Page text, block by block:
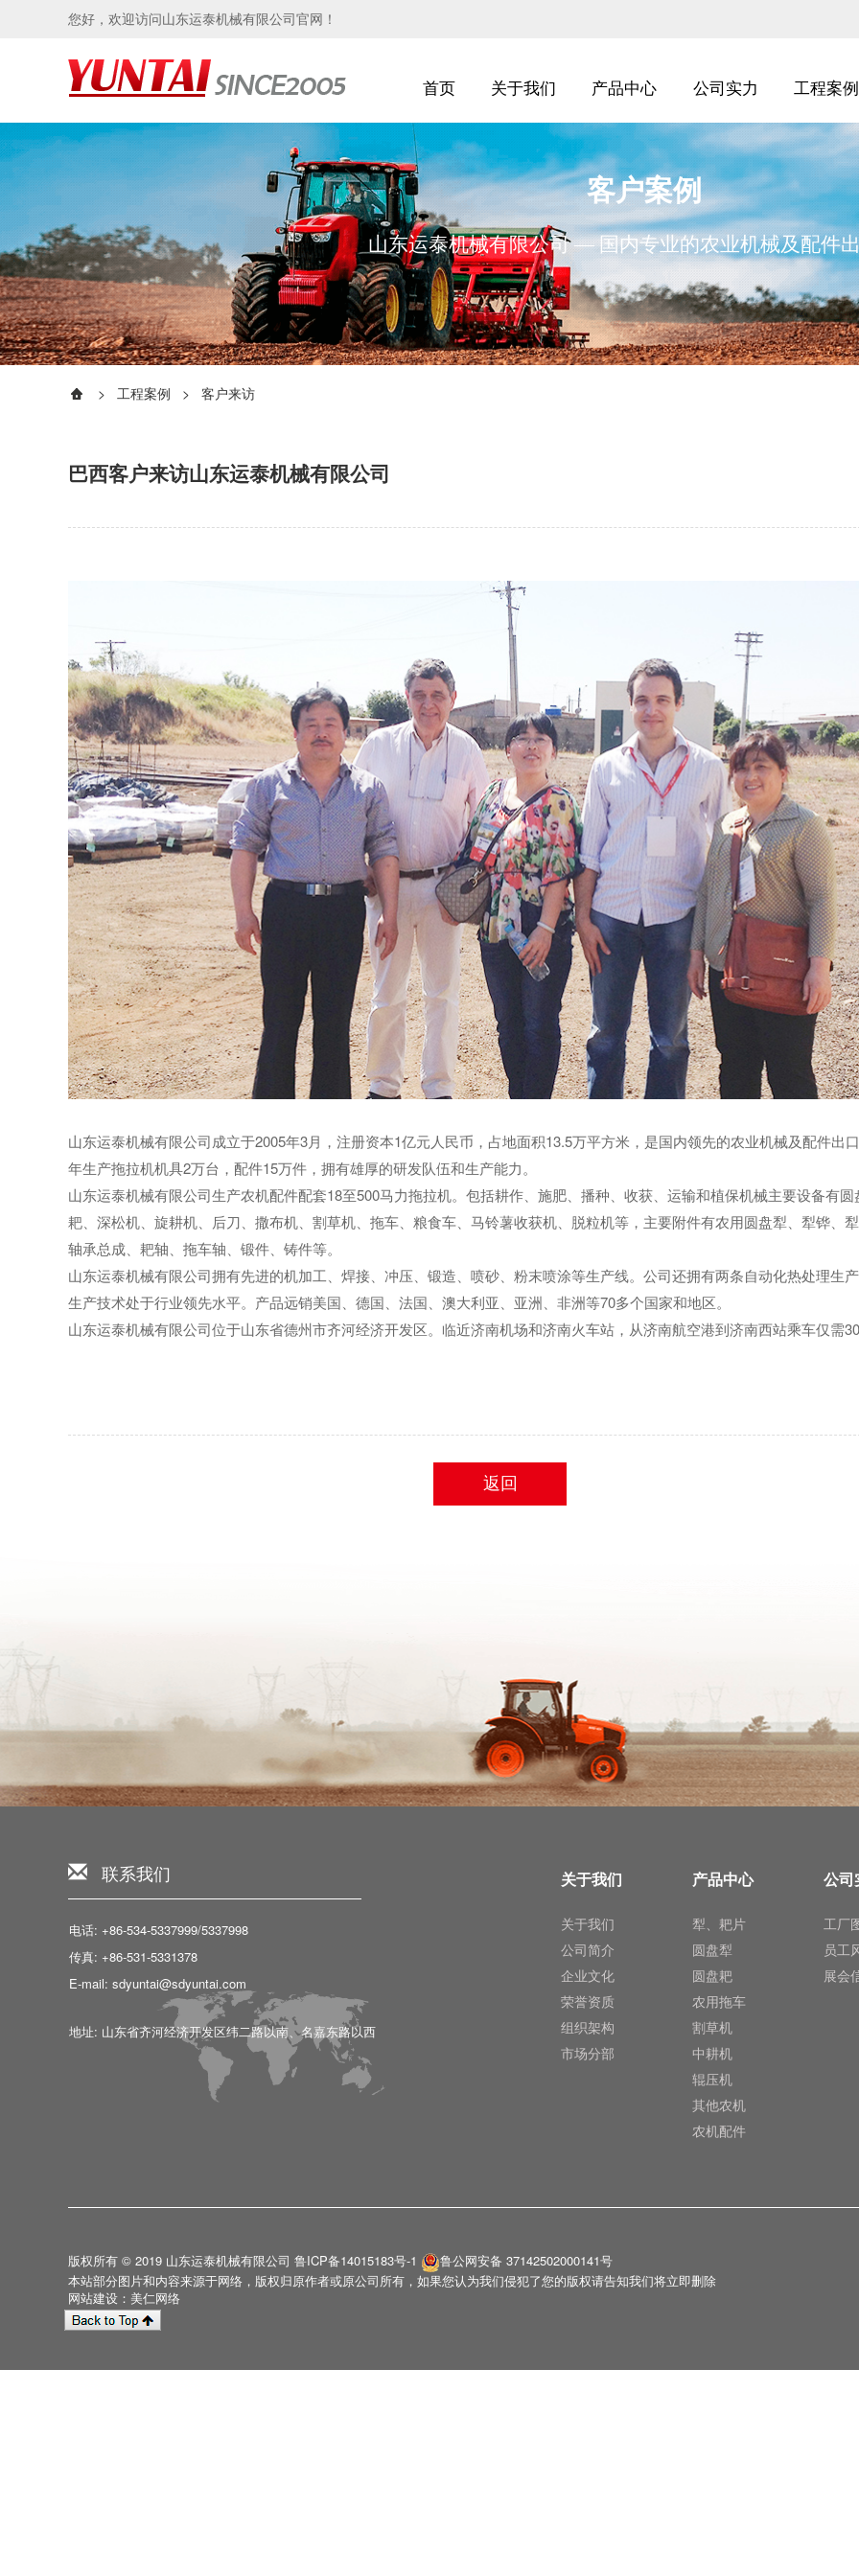
您好，欢迎访问山东运泰机械有限公司官网！
首页 关于我们 产品中心 公司实力 工程案例
客户案例
山东运泰机械有限公司 — 国内专业的农业机械及配件
> 工程案例 > 客户来访
巴西客户来访山东运泰机械有限公司
山东运泰机械有限公司成立于2005年3月，注册资本1亿元人民币，占地面积13.5万平方米，是国内领先的农业机械及配件出
年生产拖拉机机具2万台，配件15万件，拥有雄厚的研发队伍和生产能力。
山东运泰机械有限公司生产农机配件配套18至500马力拖拉机。包括耕作、施肥、播种、收获、运输和植保机械主要设备有
耙、深松机、旋耕机、后刀、撒布机、割草机、拖车、粮食车、马铃薯收获机、脱粒机等，主要附件有农用圆盘犁、犁铧、
轴承总成、耙轴、拖车轴、锻件、铸件等。
山东运泰机械有限公司拥有先进的机加工、焊接、冲压、锻造、喷砂、粉末喷涂等生产线。公司还拥有两条自动化热处理生
生产技术处于行业领先水平。产品远销美国、德国、法国、澳大利亚、亚洲、非洲等70多个国家和地区。
山东运泰机械有限公司位于山东省德州市齐河经济开发区。临近济南机场和济南火车站，从济南航空港到济南西站乘车仅需
返回
联系我们
电话: +86-534-5337999/5337998
传真: +86-531-5331378
E-mail: sdyuntai@sdyuntai.com
地址: 山东省齐河经济开发区纬二路以南、名嘉东路以西
关于我们
关于我们
公司简介
企业文化
荣誉资质
组织架构
市场分部
产品中心
犁、耙片
圆盘犁
圆盘耙
农用拖车
割草机
中耕机
辊压机
其他农机
农机配件
公司
工厂
员工
展会
版权所有 © 2019 山东运泰机械有限公司 鲁ICP备14015183号-1
鲁公网安备 37142502000141号
本站部分图片和内容来源于网络，版权归原作者或原公司所有，如果您认为我们侵犯了您的版权请告知我们将立即删除
网站建设：美仁网络